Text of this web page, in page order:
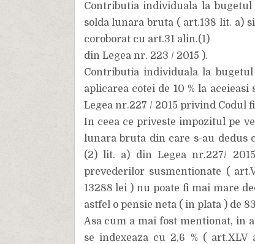
Contributia individuala la
solda lunara bruta ( art.138 lit. a)
coroborat cu art.31 alin.(1)
din Legea nr. 223 / 2015 ).
Contributia individuala la
aplicarea cotei de 10 % la
Legea nr.227 / 2015 privind Codul
In ceea ce priveste impozitul pe
lunara bruta din care s-au dedus
(2) lit. a) din Legea nr.227/
prevederilor susmentionate (
13288 lei ) nu poate fi mai mare
astfel o pensie neta ( in plata ) de
Asa cum a mai fost mentionat, in
se indexeaza cu 2,6 % (